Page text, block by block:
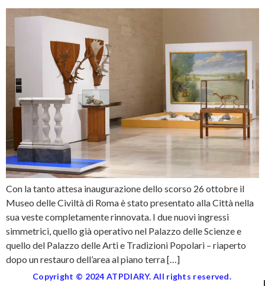
Con la tanto attesa inaugurazione dello scorso 26 ottobre il
Museo delle Civiltà di Roma è stato presentato alla Città nella
sua veste completamente rinnovata. I due nuovi ingressi
simmetrici, quello già operativo nel Palazzo delle Scienze e
quello del Palazzo delle Arti e Tradizioni Popolari – riaperto
dopo un restauro dell’area al piano terra […]
Copyright © 2024 ATPDIARY. All rights reserved.